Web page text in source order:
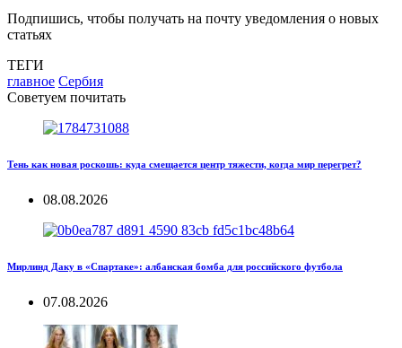
Подпишись, чтобы получать на почту уведомления о новых
статьях
ТЕГИ
главное Сербия
Советуем почитать
Тень как новая роскошь: куда смещается центр тяжести, когда мир перегрет?
08.08.2026
Мирлинд Даку в «Спартаке»: албанская бомба для российского футбола
07.08.2026